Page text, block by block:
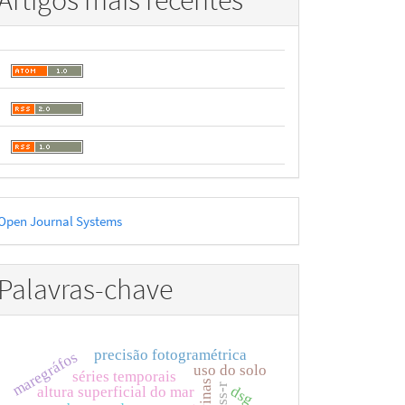
Journal Systems
Palavras-chave
uso do solo
altura superficial do mar
séries temporais
maregráfos dsg
precisão fotogramétrica